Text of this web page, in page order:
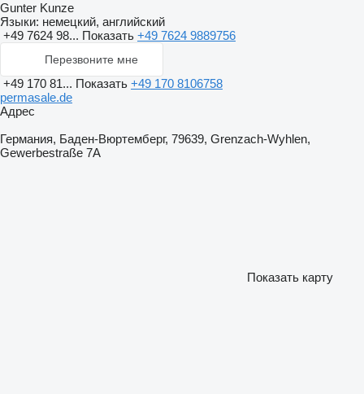
Gunter Kunze
Языки: немецкий, английский
+49 7624 98... Показать +49 7624 9889756
Перезвоните мне
+49 170 81... Показать +49 170 8106758
permasale.de
Адрес
Германия, Баден-Вюртемберг, 79639, Grenzach-Wyhlen,
Gewerbestraße 7A
Показать карту